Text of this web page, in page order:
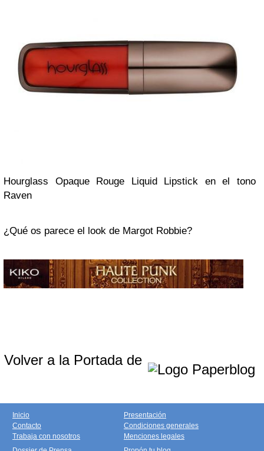
Hourglass Opaque Rouge Liquid Lipstick en el tono
Raven
¿Qué os parece el look de Margot Robbie?
Volver a la Portada de
Inicio
Contacto
Trabaja con nosotros
Presentación
Condiciones generales
Menciones legales